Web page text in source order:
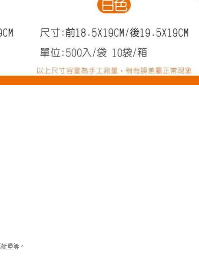
堡等。